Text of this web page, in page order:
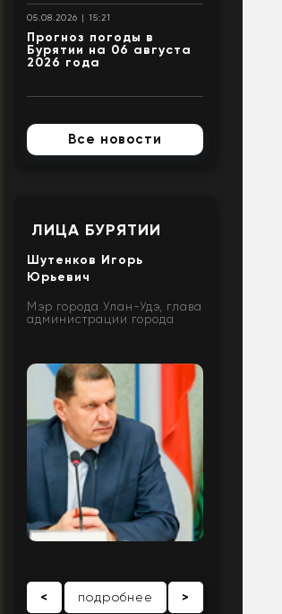
05.08.2026 | 15:21
Прогноз погоды в
Бурятии на 06 августа
2026 года
Все новости
ЛИЦА БУРЯТИИ
Шутенков Игорь
Юрьевич
Мэр города Улан-Удэ, глава
администрации города
< подробнее >